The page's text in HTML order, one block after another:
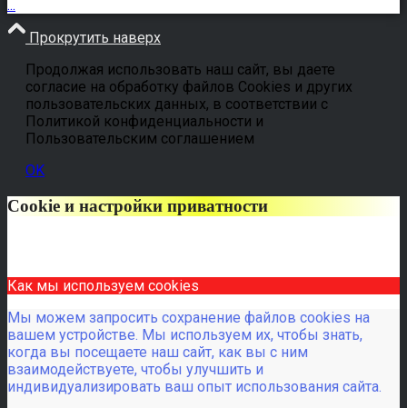
...
Прокрутить наверх
Продолжая использовать наш сайт, вы даете
согласие на обработку файлов Cookies и других
пользовательских данных, в соответствии с
Политикой конфиденциальности и
Пользовательским соглашением
OK
Cookie и настройки приватности
Как мы используем cookies
Мы можем запросить сохранение файлов cookies на
вашем устройстве. Мы используем их, чтобы знать,
когда вы посещаете наш сайт, как вы с ним
взаимодействуете, чтобы улучшить и
индивидуализировать ваш опыт использования сайта.